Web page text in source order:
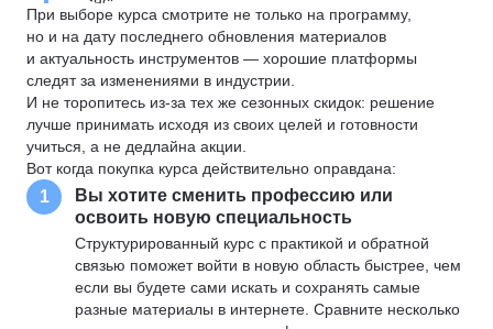
При выборе курса смотрите не только на программу,
но и на дату последнего обновления материалов
и актуальность инструментов — хорошие платформы
следят за изменениями в индустрии.
И не торопитесь из-за тех же сезонных скидок: решение
лучше принимать исходя из своих целей и готовности
учиться, а не дедлайна акции.
Вот когда покупка курса действительно оправдана:
1
Вы хотите сменить профессию или
освоить новую специальность
Структурированный курс с практикой и обратной
связью поможет войти в новую область быстрее, чем
если вы будете сами искать и сохранять самые
разные материалы в интернете. Сравните несколько